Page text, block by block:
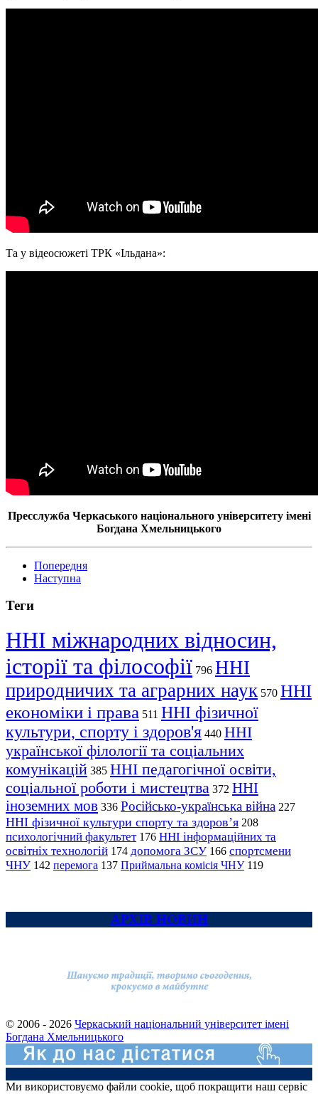
Та у відеосюжеті ТРК «Ільдана»:
Пресслужба Черкаського національного університету імені
Богдана Хмельницького
Попередня
Наступна
Теги
ННІ міжнародних відносин,
історії та філософії 796 ННІ
природничих та аграрних наук 570 ННІ
економіки і права 511 ННІ фізичної
культури, спорту і здоров'я 440 ННІ
української філології та соціальних
комунікацій 385 ННІ педагогічної освіти,
соціальної роботи і мистецтва 372 ННІ
іноземних мов 336 Російсько-українська війна 227
ННІ фізичної культури спорту та здоров’я 208
психологічний факультет 176 ННІ інформаційних та
освітніх технологій 174 допомога ЗСУ 166 спортсмени
ЧНУ 142 перемога 137 Приймальна комісія ЧНУ 119
АРХІВ НОВИН
© 2006 - 2026 Черкаський національний університет імені
Богдана Хмельницького
Ми використовуємо файли cookie, щоб покращити наш сервіс